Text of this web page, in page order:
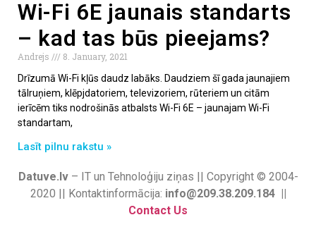
Wi-Fi 6E jaunais standarts
– kad tas būs pieejams?
Andrejs
8. January, 2021
Drīzumā Wi-Fi kļūs daudz labāks. Daudziem šī gada jaunajiem
tālruņiem, klēpjdatoriem, televizoriem, rūteriem un citām
ierīcēm tiks nodrošinās atbalsts Wi-Fi 6E – jaunajam Wi-Fi
standartam,
Lasīt pilnu rakstu »
Datuve.lv– IT un Tehnoloģiju ziņas || Copyright © 2004-
2020 || Kontaktinformācija: info@209.38.209.184 ||
Contact Us